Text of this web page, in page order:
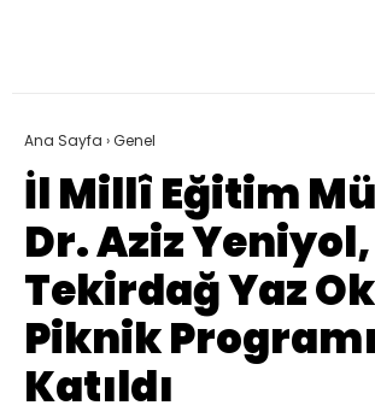
Ana Sayfa ›Genel
İl Millî Eğitim
Dr. Aziz Yeniyol,
Tekirdağ Yaz
Piknik
Katıldı